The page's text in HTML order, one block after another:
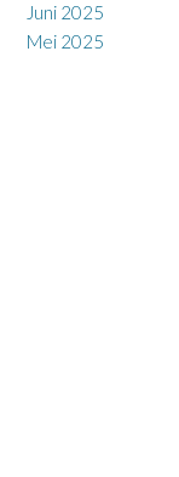
Juni 2025
Mei 2025